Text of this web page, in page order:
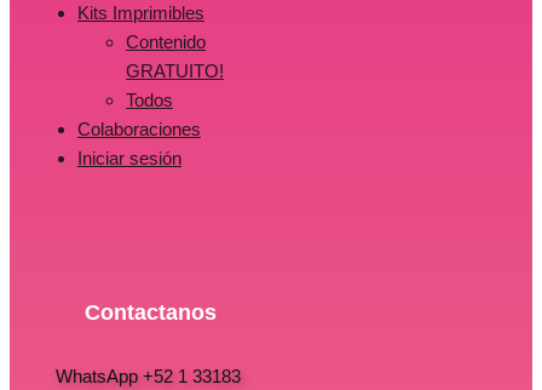
Kits Imprimibles
Contenido
GRATUITO!
Todos
Colaboraciones
Iniciar sesión
Contactanos
WhatsApp +52 1 33183